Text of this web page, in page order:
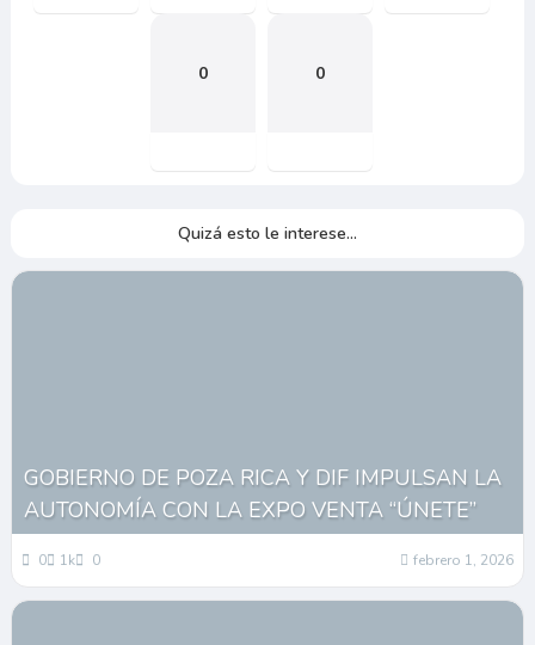
0 0
Quizá esto le interese...
GOBIERNO DE POZA RICA Y DIF IMPULSAN LA
AUTONOMÍA CON LA EXPO VENTA “ÚNETE”
0 1k 0 febrero 1, 2026